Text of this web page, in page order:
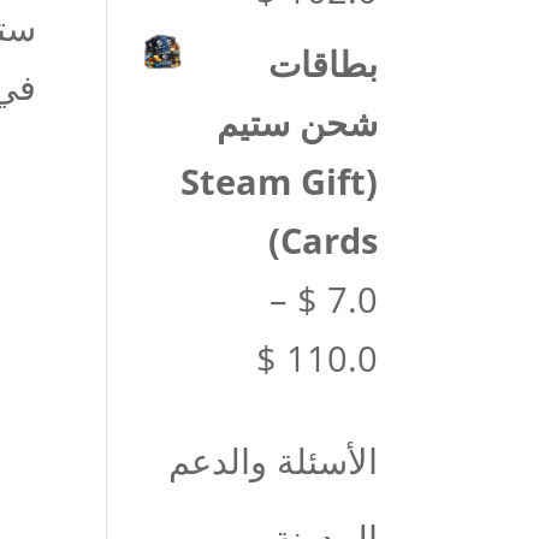
السعر:
من
بطاقات
شحن ستيم
(Steam Gift
Cards)
$ 7.0
–
$ 110.0
من
الأسئلة والدعم